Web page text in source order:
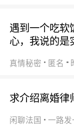
遇到一个吃软
心，我说的是
真情秘密 匿名
求介绍离婚律
闲聊法国